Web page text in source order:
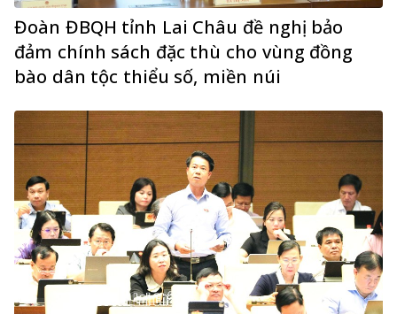
Đoàn ĐBQH tỉnh Lai Châu đề nghị bảo
đảm chính sách đặc thù cho vùng đồng
bào dân tộc thiểu số, miền núi